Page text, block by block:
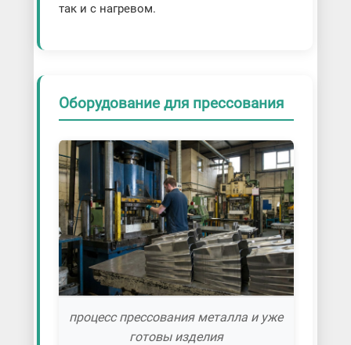
так и с нагревом.
Оборудование для прессования
процесс прессования металла и уже
готовы изделия